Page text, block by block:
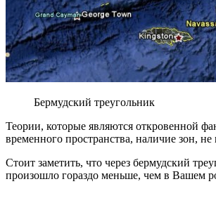
Бермудский треугольник
Теории, которые являются откровенной
временного пространства, наличие зон,
Стоит заметить, что через бермудский
произошло гораздо меньше, чем в Вашем